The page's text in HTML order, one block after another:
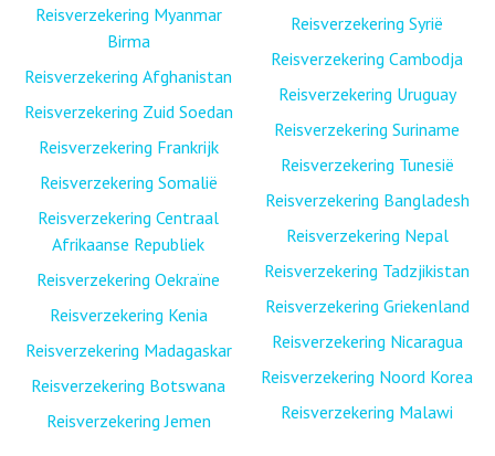
Reisverzekering Myanmar
Birma
Reisverzekering Afghanistan
Reisverzekering Zuid Soedan
Reisverzekering Frankrijk
Reisverzekering Somalië
Reisverzekering Centraal
Afrikaanse Republiek
Reisverzekering Oekraïne
Reisverzekering Kenia
Reisverzekering Madagaskar
Reisverzekering Botswana
Reisverzekering Jemen
Reisverzekering Syrië
Reisverzekering Cambodja
Reisverzekering Uruguay
Reisverzekering Suriname
Reisverzekering Tunesië
Reisverzekering Bangladesh
Reisverzekering Nepal
Reisverzekering Tadzjikistan
Reisverzekering Griekenland
Reisverzekering Nicaragua
Reisverzekering Noord Korea
Reisverzekering Malawi